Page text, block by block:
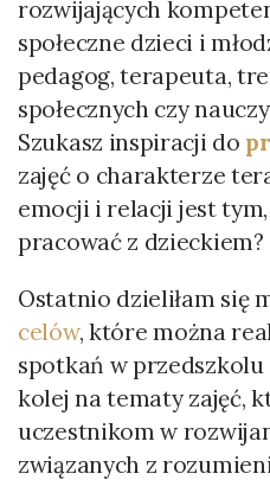
rozwijających
społeczne dzieci i
pedagog, terapeuta,
społecznych czy
Szukasz inspiracji do
zajęć o charakterze
emocji i relacji jest
pracować z dzieckiem?
Ostatnio dzieliłam się
celów, które można
spotkań w przedszkolu
kolej na tematy zajęć,
uczestnikom w
związanych z